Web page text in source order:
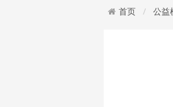
首页 公益